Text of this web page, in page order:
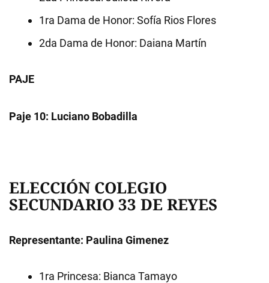
1ra Dama de Honor: Sofía Rios Flores
2da Dama de Honor: Daiana Martín
PAJE
Paje 10: Luciano Bobadilla
ELECCIÓN COLEGIO
SECUNDARIO 33 DE REYES
Representante: Paulina Gimenez
1ra Princesa: Bianca Tamayo